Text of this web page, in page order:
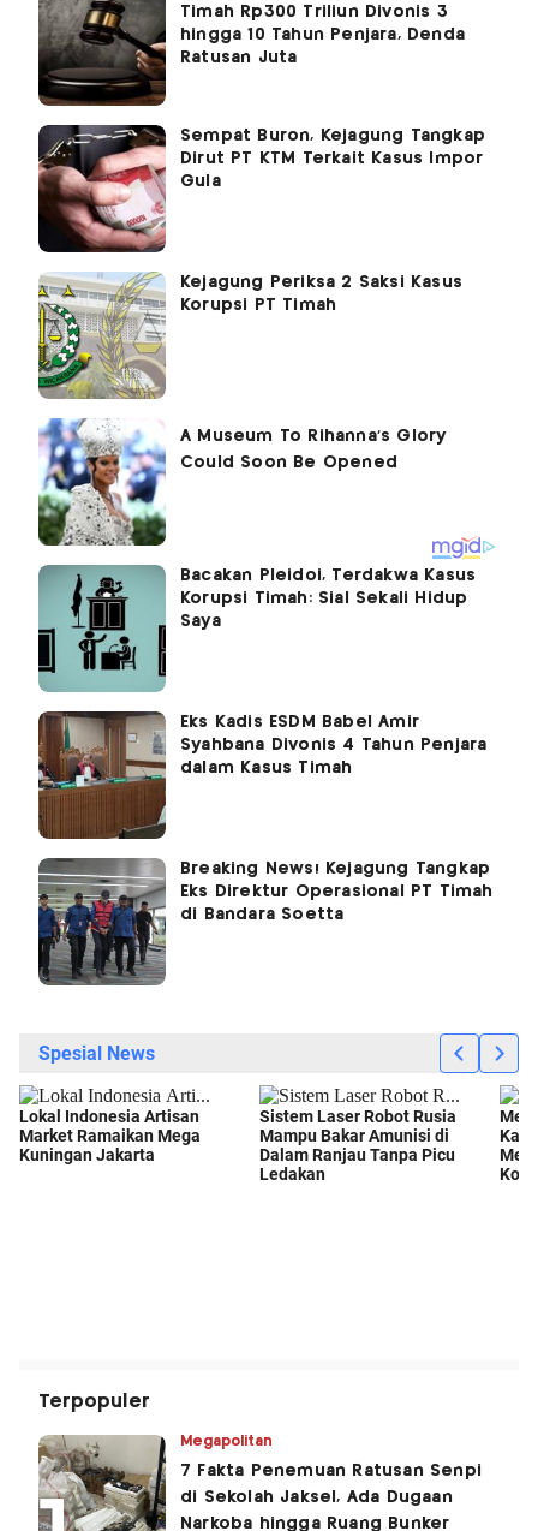
Timah Rp300 Triliun Divonis 3
hingga 10 Tahun Penjara, Denda
Ratusan Juta
Sempat Buron, Kejagung Tangkap
Dirut PT KTM Terkait Kasus Impor
Gula
Kejagung Periksa 2 Saksi Kasus
Korupsi PT Timah
Bacakan Pleidoi, Terdakwa Kasus
Korupsi Timah: Sial Sekali Hidup
Saya
Eks Kadis ESDM Babel Amir
Syahbana Divonis 4 Tahun Penjara
dalam Kasus Timah
Breaking News! Kejagung Tangkap
Eks Direktur Operasional PT Timah
di Bandara Soetta
Terpopuler
Megapolitan
7 Fakta Penemuan Ratusan Senpi
di Sekolah Jaksel, Ada Dugaan
Narkoba hingga Ruang Bunker